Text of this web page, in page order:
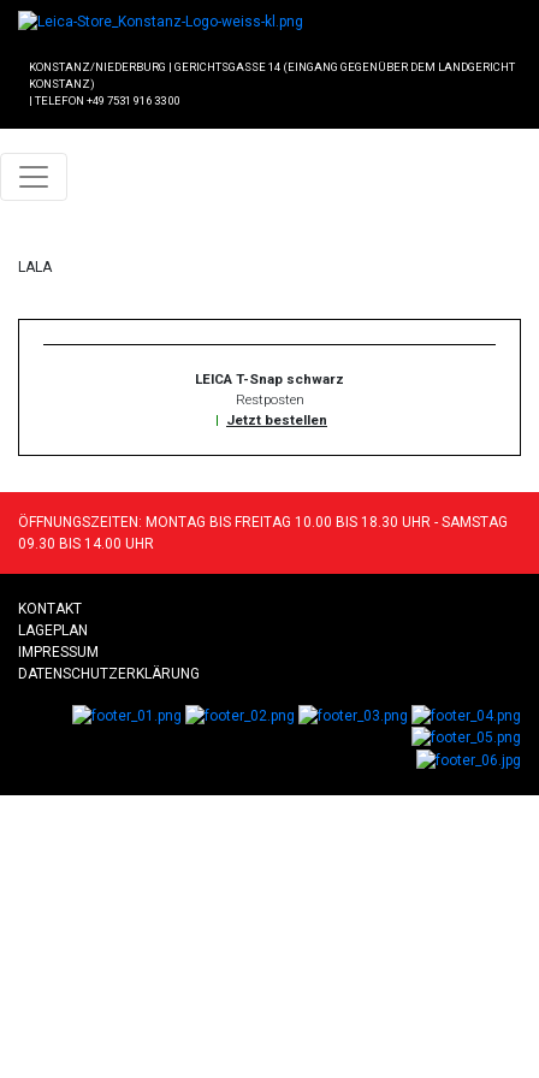
KONSTANZ/NIEDERBURG | GERICHTSGASSE 14 (EINGANG GEGENÜBER DEM LANDGERICHT
KONSTANZ)
| TELEFON +49 7531 916 33 00
LALA
LEICA T-Snap schwarz
Restposten
| Jetzt bestellen
ÖFFNUNGSZEITEN: MONTAG BIS FREITAG 10.00 BIS 18.30 UHR - SAMSTAG
09.30 BIS 14.00 UHR
KONTAKT
LAGEPLAN
IMPRESSUM
DATENSCHUTZERKLÄRUNG